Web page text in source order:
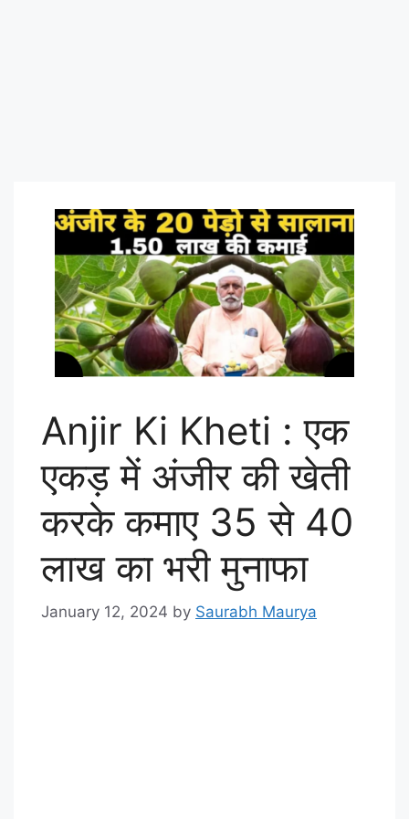
Anjir Ki Kheti : एक
एकड़ में अंजीर की खेती
करके कमाए 35 से 40
लाख का भरी मुनाफा
January 12, 2024 by Saurabh Maurya